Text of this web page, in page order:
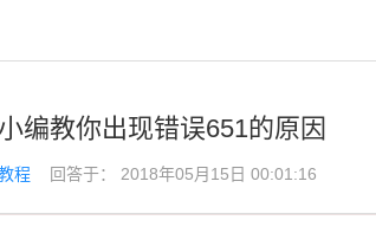
编教你出现错误651的原因
程 回答于： 2018年05月15日 00:01:16